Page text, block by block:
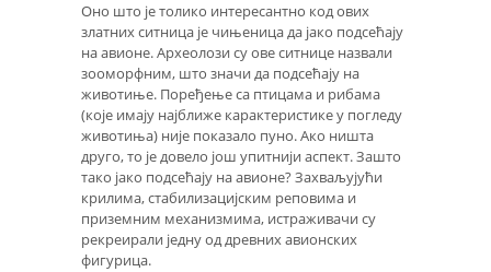
Оно што је толико интересантно код ових
златних ситница је чињеница да јако подсећају
на авионе. Археолози су ове ситнице назвали
зооморфним, што значи да подсећају на
животиње. Поређење са птицама и рибама
(које имају најближе карактеристике у погледу
животиња) није показало пуно. Ако ништа
друго, то је довело још упитнији аспект. Зашто
тако јако подсећају на авионе? Захваљујући
крилима, стабилизацијским реповима и
приземним механизмима, истраживачи су
рекреирали једну од древних авионских
фигурица.